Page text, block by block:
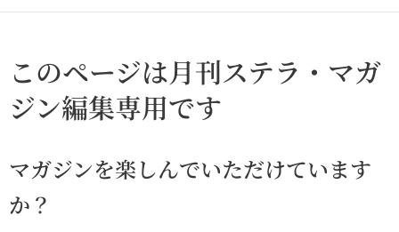
このページは月刊ステラ・マガ
ジン編集専用です
マガジンを楽しんでいただけています
か？